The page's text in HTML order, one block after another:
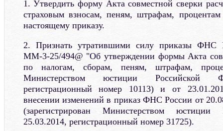
1. Утвердить форму Акта совместной сверки
страховым взносам, пеням, штрафам,
настоящему приказу.
2. Признать утратившими силу приказы ФНС
ММ-3-25/494@ "Об утверждении формы Акта
по налогам, сборам, пеням, штрафам,
Министерством юстиции Российской
регистрационный номер 10113) и от
внесении изменений в приказ ФНС России от
(зарегистрирован Министерством юстиции
25.03.2014, регистрационный номер 31725).